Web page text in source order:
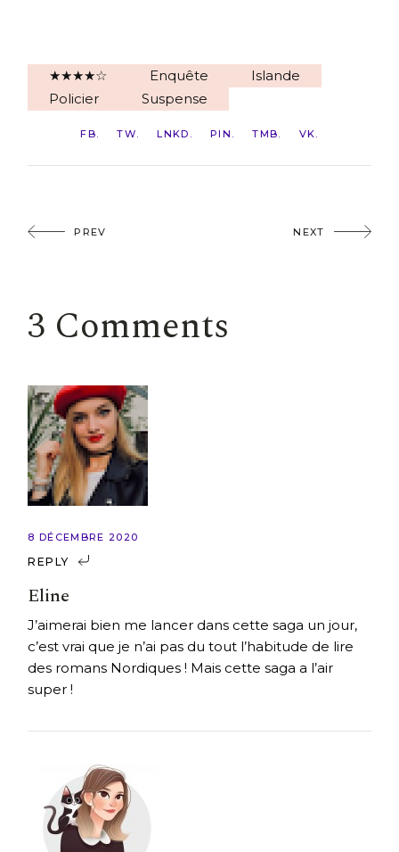
★★★★☆ Enquête
Islande
Policier
Suspense
FB TW LNKD PIN TMB VK
PREV NEXT
3 Comments
8 DÉCEMBRE 2020
REPLY
Eline
J’aimerai bien me lancer dans cette saga un jour,
c’est vrai que je n’ai pas du tout l’habitude de lire
des romans Nordiques ! Mais cette saga a l’air
super !